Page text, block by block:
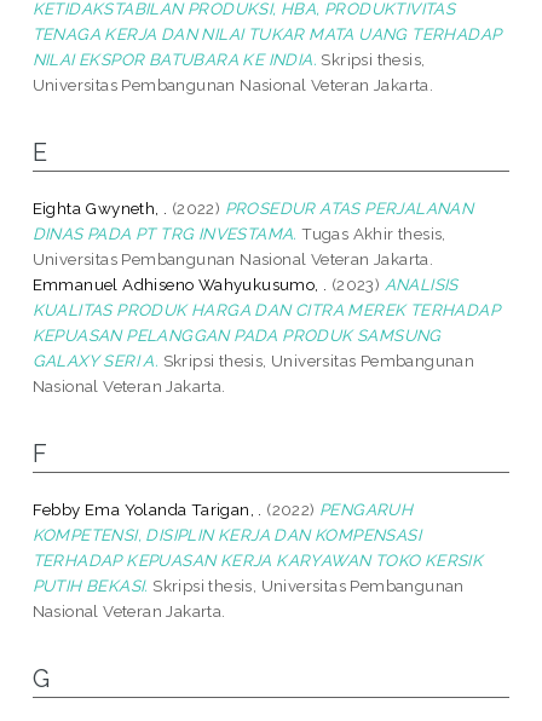
KETIDAKSTABILAN PRODUKSI, HBA, PRODUKTIVITAS
TENAGA KERJA DAN NILAI TUKAR MATA UANG TERHADAP
NILAI EKSPOR BATUBARA KE INDIA. Skripsi thesis,
Universitas Pembangunan Nasional Veteran Jakarta.
E
Eighta Gwyneth, . (2022) PROSEDUR ATAS PERJALANAN
DINAS PADA PT TRG INVESTAMA. Tugas Akhir thesis,
Universitas Pembangunan Nasional Veteran Jakarta.
Emmanuel Adhiseno Wahyukusumo, .
(2023) ANALISIS
KUALITAS PRODUK HARGA DAN CITRA MEREK TERHADAP
KEPUASAN PELANGGAN PADA PRODUK SAMSUNG
GALAXY SERI A. Skripsi thesis, Universitas Pembangunan
Nasional Veteran Jakarta.
F
Febby Ema Yolanda Tarigan, . (2022) PENGARUH
KOMPETENSI, DISIPLIN KERJA DAN KOMPENSASI
TERHADAP KEPUASAN KERJA KARYAWAN TOKO KERSIK
PUTIH BEKASI. Skripsi thesis, Universitas Pembangunan
Nasional Veteran Jakarta.
G